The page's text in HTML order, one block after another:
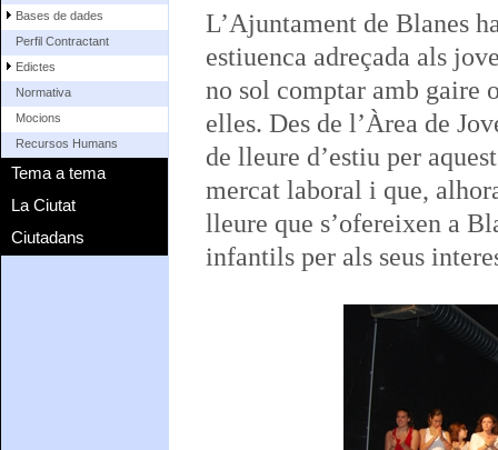
Bases de dades
Perfil Contractant
Edictes
Normativa
Mocions
Recursos Humans
Tema a tema
La Ciutat
Ciutadans
L’Ajuntament de Blanes
estiuenca adreçada als
no sol comptar amb gaire
elles. Des de l’Àrea de
de lleure d’estiu per
mercat laboral i que,
lleure que s’ofereixen a
infantils per als seus